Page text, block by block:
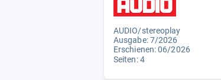
AUDIO/stereoplay
Ausgabe: 7/2026
Erschienen:06/2026
Seiten: 4